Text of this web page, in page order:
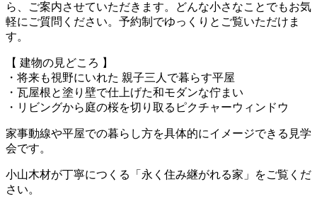
ら、ご案内させていただきます。どんな小さなことでもお気
軽にご質問ください。予約制でゆっくりとご覧いただけま
す。
【 建物の見どころ 】
・将来も視野にいれた 親子三人で暮らす平屋
・瓦屋根と塗り壁で仕上げた和モダンな佇まい
・リビングから庭の桜を切り取るピクチャーウィンドウ
家事動線や平屋での暮らし方を具体的にイメージできる見学
会です。
小山木材が丁寧につくる「永く住み継がれる家」をご覧くだ
さい。